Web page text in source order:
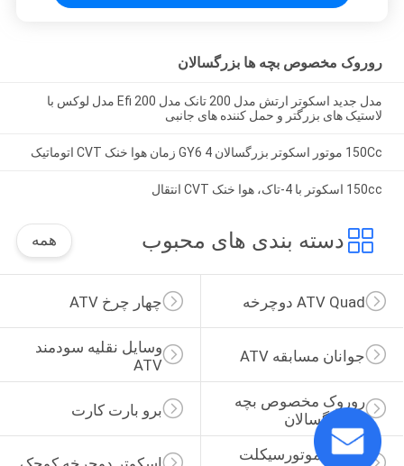
روروک مخصوص بچه ها بزرگسالان
مدل جدید اسکوتر ارتش مدل 200 تانک مدل 200 Efi مدل لوکس با
لاستیک های بزرگتر و حمل کننده های جانبی
150Cc موتور اسکوتر بزرگسالان GY6 4 زمان هوا خنک CVT اتوماتیک
150cc اسکوتر با 4-تاک، هوا خنک CVT انتقال
دسته بندی های محبوب همه
چهار چرخ ATV ATV Quad دوچرخه
وسایل نقلیه سودمند
ATV
جوانان مسابقه ATV
برو بارت کارت
روروک مخصوص بچه
ها بزرگسالان
250cc موتورسیکلت